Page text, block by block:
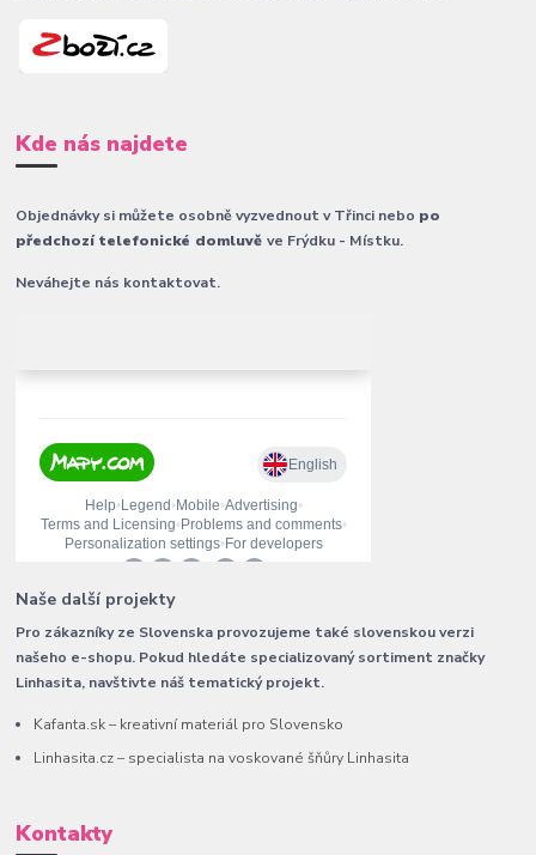
Kde nás najdete
Objednávky si můžete osobně vyzvednout v Třinci nebo po
předchozí telefonické domluvěve Frýdku - Místku.
Neváhejte nás kontaktovat.
Naše další projekty
Pro zákazníky ze Slovenska provozujeme také slovenskou verzi
našeho e-shopu. Pokud hledáte specializovaný sortiment značky
Linhasita, navštivte náš tematický projekt.
Kafanta.sk – kreativní materiál pro Slovensko
Linhasita.cz – specialista na voskované šňůry Linhasita
Kontakty